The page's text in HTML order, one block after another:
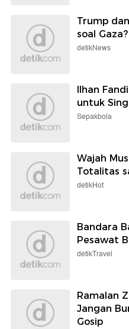
Trump
soal Gaza?
detikNews
Ilhan
untuk
Sepakbola
Wajah
Totalitas
detikHot
Bandara
Pesawat
detikTravel
Ramalan
Jangan
Gosip